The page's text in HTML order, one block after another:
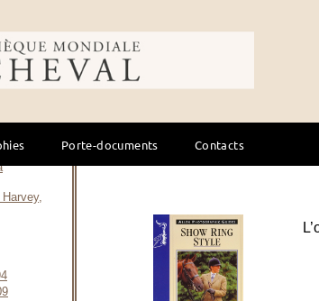
du cheval
Porte-documents Contacts